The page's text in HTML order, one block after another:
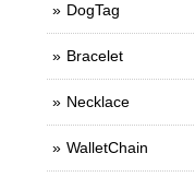
DogTag
Bracelet
Necklace
WalletChain